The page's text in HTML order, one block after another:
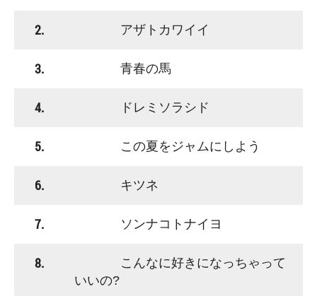
2. アザトカワイイ
3. 青春の馬
4. ドレミソラシド
5. この夏をジャムにしよう
6. キツネ
7. ソンナコトナイヨ
8.
こんなに好きになっちゃって
いいの?